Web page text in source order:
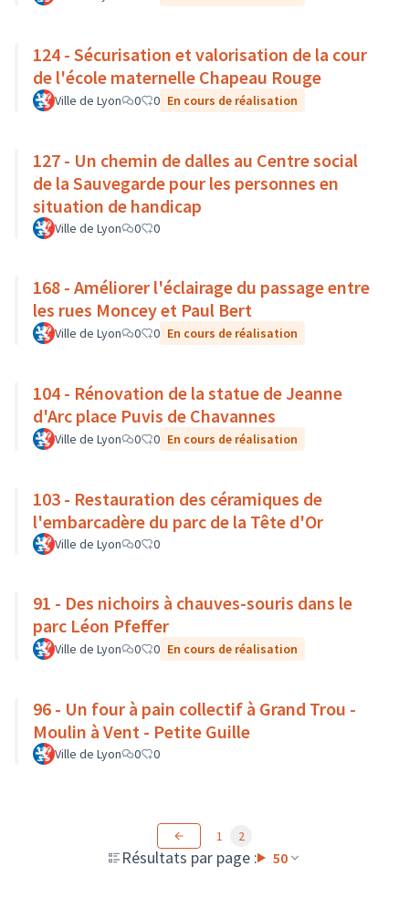
124 - Sécurisation et valorisation de la cour
de l'école maternelle Chapeau Rouge
Ville de Lyon 0 0 En cours de réalisation
127 - Un chemin de dalles au Centre social
de la Sauvegarde pour les personnes en
situation de handicap
Ville de Lyon 0 0
168 - Améliorer l'éclairage du passage entre
les rues Moncey et Paul Bert
Ville de Lyon 0 0 En cours de réalisation
104 - Rénovation de la statue de Jeanne
d'Arc place Puvis de Chavannes
Ville de Lyon 0 0 En cours de réalisation
103 - Restauration des céramiques de
l'embarcadère du parc de la Tête d'Or
Ville de Lyon 0 0
91 - Des nichoirs à chauves-souris dans le
parc Léon Pfeffer
Ville de Lyon 0 0 En cours de réalisation
96 - Un four à pain collectif à Grand Trou -
Moulin à Vent - Petite Guille
Ville de Lyon 0 0
Résultats par page : 50
1 2